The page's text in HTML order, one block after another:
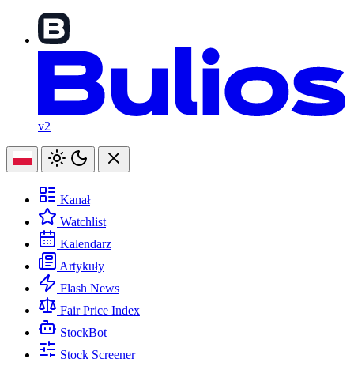
v2
Kanał
Watchlist
Kalendarz
Artykuły
Flash News
Fair Price Index
StockBot
Stock Screener